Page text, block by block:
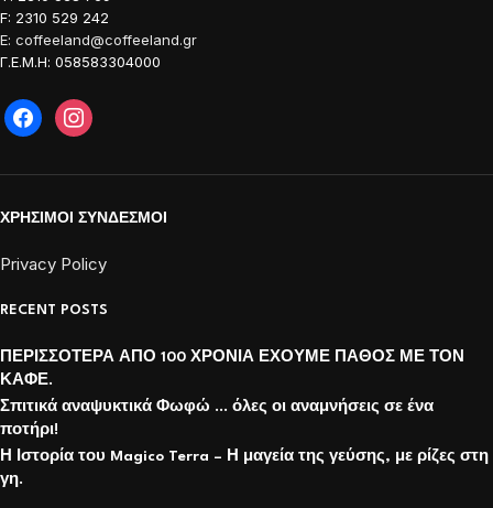
F: 2310 529 242
E: coffeeland@coffeeland.gr
Γ.Ε.Μ.Η: 058583304000
ΧΡΗΣΙΜΟΙ ΣΥΝΔΕΣΜΟΙ
Privacy Policy
RECENT POSTS
ΠΕΡΙΣΣΟΤΕΡΑ ΑΠΟ 100 ΧΡΟΝΙΑ ΕΧΟΥΜΕ ΠΑΘΟΣ ΜΕ ΤΟΝ
ΚΑΦΕ.
Σπιτικά αναψυκτικά Φωφώ … όλες οι αναμνήσεις σε ένα
ποτήρι!
Η Ιστορία του Magico Terra – Η μαγεία της γεύσης, με ρίζες στη
γη.